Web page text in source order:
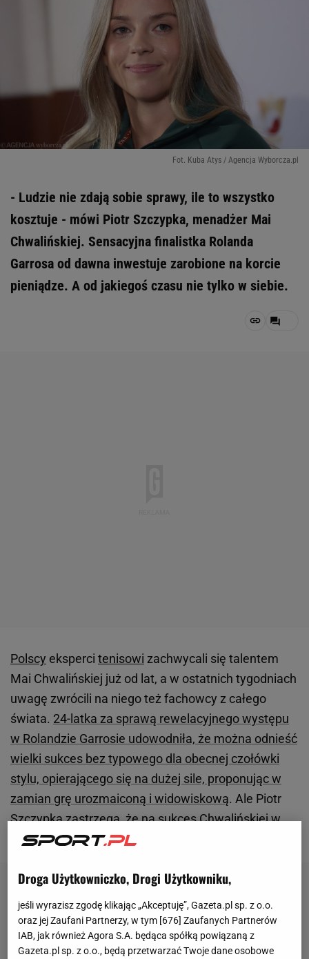
Fot. Kuba Atys / Agencja Wyborcza.pl
- Ludzie nie zdają sobie sprawy, ile to wszystko
kosztuje - mówi Piotr Szczypka, menadżer Mai
Chwalińskiej. Sensacyjna finalistka Rolanda
Garrosa od dawna inwestuje zarobione na korcie
pieniądze. A od jakiegoś czasu nie tylko w siebie.
Polscy eksperci tenisowi zachwycali się talentem
Mai Chwalińskiej już od lat, a w ostatnich tygodniach
uwagę zwrócili na niego też fachowcy z całego
świata. 24-latka za sprawą rewelacyjnego występu
w Rolandzie Garrosie udowodniła, że można odnieść
wielki sukces bez typowego dla obecnej czołówki
stylu, opierającego się na dużej sile, proponując w
zamian grę urozmaiconą i widowiskową. Ale Piotr
Szczypka zastrzega, że na sukces Chwalińskiej w
zaledwie pięciu procentach składa się talent.
Droga Użytkowniczko, Drogi Użytkowniku,
jeśli wyrazisz zgodę klikając „Akceptuję”, Gazeta.pl sp. z o.o.
oraz jej Zaufani Partnerzy, w tym [676] Zaufanych Partnerów
IAB, jak również Agora S.A. będąca spółką powiązaną z
Gazeta.pl sp. z o.o., będą przetwarzać Twoje dane osobowe